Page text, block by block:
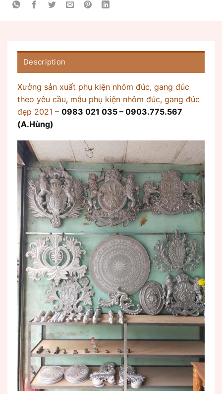
Description
Xưởng sản xuất phụ kiện nhôm đúc, gang đúc
theo yêu cầu, mẫu phụ kiện nhôm đúc, gang đúc
đẹp 2021 – 0983 021 035 – 0903.775.567
(A.Hùng)